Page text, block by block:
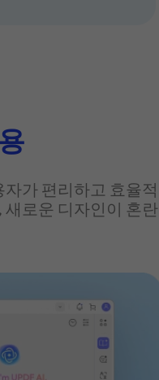
가 편리하고 효율적
새로운 디자인이 혼란